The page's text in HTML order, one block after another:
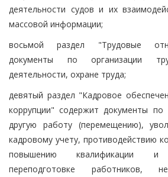
деятельности судов и их
массовой информации;
восьмой раздел "Трудовые
документы по организации
деятельности, охране труда;
девятый раздел "Кадровое
коррупции" содержит документы по
другую работу (перемещению),
кадровому учету, противодействию
повышению квалификации и
переподготовке работников,